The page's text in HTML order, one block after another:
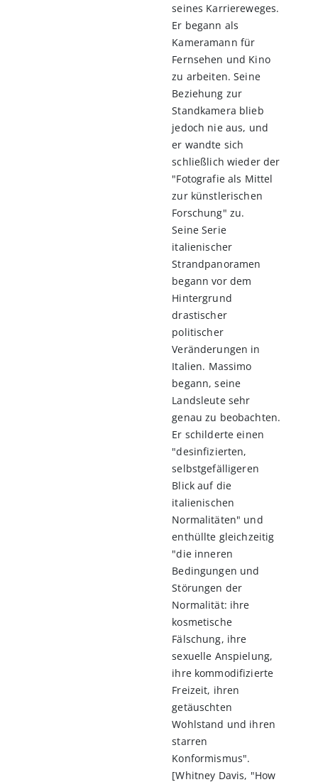
seines Karriereweges.
Er begann als
Kameramann für
Fernsehen und Kino
zu arbeiten. Seine
Beziehung zur
Standkamera blieb
jedoch nie aus, und
er wandte sich
schließlich wieder der
"Fotografie als Mittel
zur künstlerischen
Forschung" zu.
Seine Serie
italienischer
Strandpanoramen
begann vor dem
Hintergrund
drastischer
politischer
Veränderungen in
Italien. Massimo
begann, seine
Landsleute sehr
genau zu beobachten.
Er schilderte einen
"desinfizierten,
selbstgefälligeren
Blick auf die
italienischen
Normalitäten" und
enthüllte gleichzeitig
"die inneren
Bedingungen und
Störungen der
Normalität: ihre
kosmetische
Fälschung, ihre
sexuelle Anspielung,
ihre kommodifizierte
Freizeit, ihren
getäuschten
Wohlstand und ihren
starren
Konformismus".
[Whitney Davis, "How